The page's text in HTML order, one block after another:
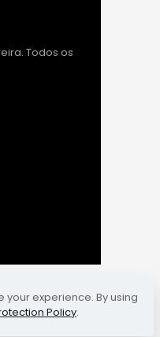
Todos os
your experience. By using
Policy.